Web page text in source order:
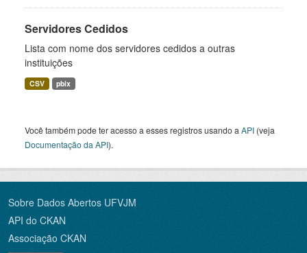
Servidores Cedidos
Lista com nome dos servidores cedidos a outras
instituições
CSV pbix
Você também pode ter acesso a esses registros usando a API (veja
Documentação da API).
Sobre Dados Abertos UFVJM
API do CKAN
Associação CKAN